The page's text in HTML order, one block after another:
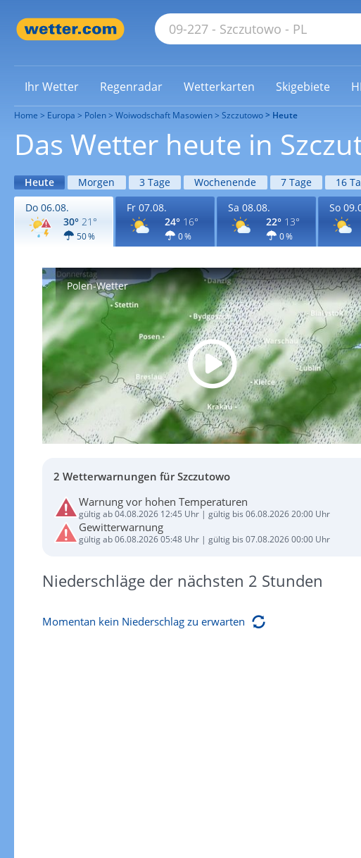
Ihr Wetter Regenradar Wetterkarten Skigebiete
Home Europa Polen Woiwodschaft Masowien Szczutowo Heute
Das Wetter heute in
Heute Morgen 3 Tage Wochenende 7 Tage 16
Do 06.08.
30° 21°
50 %
Fr 07.08.
24° 16°
0 %
Sa 08.08.
22° 13°
0 %
So
Polen-Wetter
2 Wetterwarnungen für Szczutowo
Warnung vor hohen Temperaturen
gültig ab 04.08.2026 12:45 Uhr | gültig bis 06.08.2026 20:00 Uhr
Gewitterwarnung
gültig ab 06.08.2026 05:48 Uhr | gültig bis 07.08.2026 00:00 Uhr
Niederschläge der nächsten 2 Stunden
Momentan kein Niederschlag zu erwarten